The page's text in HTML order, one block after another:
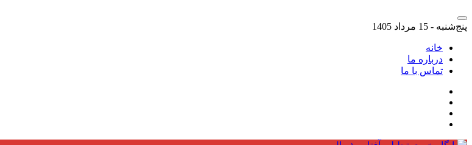
پنج‌شنبه - 15 مرداد 1405
خانه
درباره ما
تماس با ما